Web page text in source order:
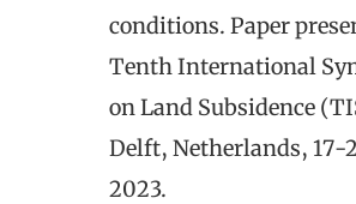
conditions. Paper
Tenth International
on Land Subsidence
Delft, Netherlands, 17-
2023.